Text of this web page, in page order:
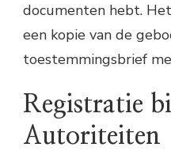
documenten hebt.
een kopie van de
toestemmingsbrief
Registratie
Autoriteiten